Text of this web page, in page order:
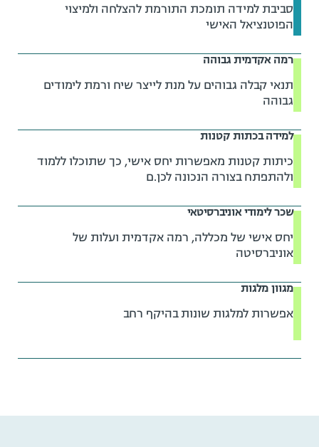
סביבת למידה תומכת התורמת להצלחה ולמיצוי
הפוטנציאל האישי
רמה אקדמית גבוהה
תנאי קבלה גבוהים על מנת לייצר שיח ורמת לימודים
גבוהה
למידה בכתות קטנות
כיתות קטנות מאפשרות יחס אישי, כך שתוכלו ללמוד
ולהתפתח בצורה הנכונה לכן.ם
שכר לימודי אוניברסיטאי
יחס אישי של מכללה, רמה אקדמית ועלות של
אוניברסיטה
מגוון מלגות
אפשרות למלגות שונות בהיקף רחב